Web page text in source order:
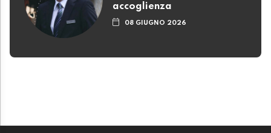
accoglienza
08 GIUGNO 2026